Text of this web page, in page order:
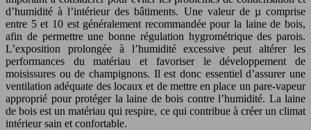
d’humidité à l’intérieur des bâtiments. Une valeur de µ comprise
entre 5 et 10 est généralement recommandée pour la laine de bois,
afin de permettre une bonne régulation hygrométrique des parois.
L’exposition prolongée à l’humidité excessive peut altérer les
performances du matériau et favoriser le développement de
moisissures ou de champignons. Il est donc essentiel d’assurer une
ventilation adéquate des locaux et de mettre en place un pare-vapeur
approprié pour protéger la laine de bois contre l’humidité. La laine
de bois est un matériau qui respire, ce qui contribue à créer un climat
intérieur sain et confortable.